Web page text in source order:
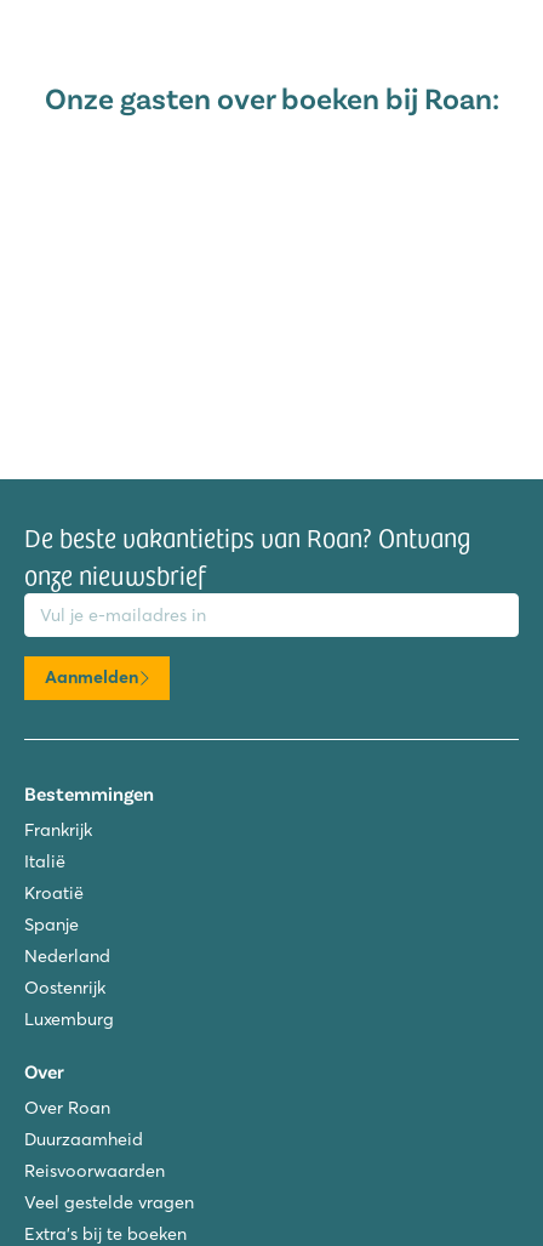
Onze gasten over boeken bij Roan:
De beste vakantietips van Roan? Ontvang
onze nieuwsbrief
Aanmelden
Bestemmingen
Frankrijk
Italië
Kroatië
Spanje
Nederland
Oostenrijk
Luxemburg
Over
Over Roan
Duurzaamheid
Reisvoorwaarden
Veel gestelde vragen
Extra's bij te boeken